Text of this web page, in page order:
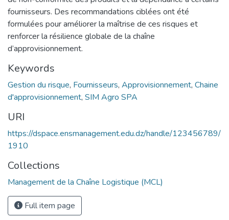
fournisseurs. Des recommandations ciblées ont été
formulées pour améliorer la maîtrise de ces risques et
renforcer la résilience globale de la chaîne
d’approvisionnement.
Keywords
Gestion du risque, Fournisseurs, Approvisionnement, Chaine
d'approvisionnement, SIM Agro SPA
URI
https://dspace.ensmanagement.edu.dz/handle/123456789/
1910
Collections
Management de la Chaîne Logistique (MCL)
Full item page